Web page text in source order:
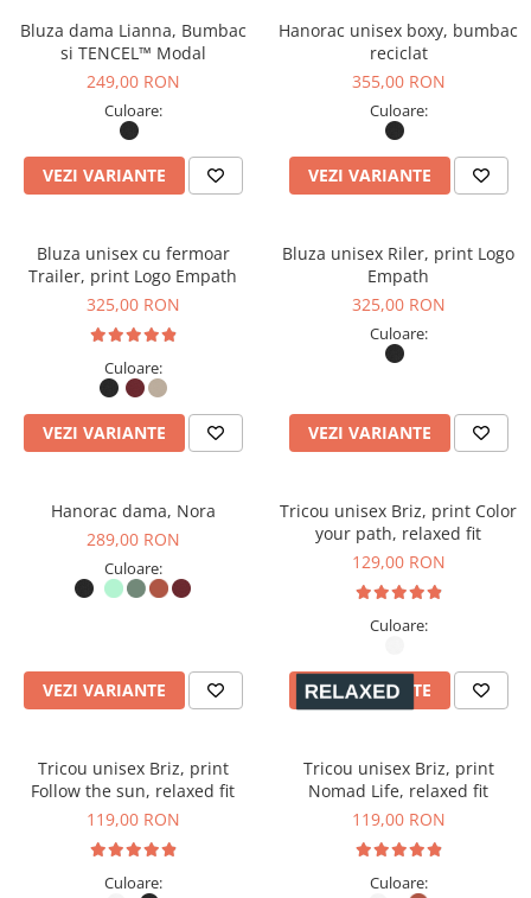
Bluza dama Lianna, Bumbac
si TENCEL™ Modal
249,00 RON
Culoare:
VEZI VARIANTE
Hanorac unisex boxy, bumbac
reciclat
355,00 RON
Culoare:
VEZI VARIANTE
Bluza unisex cu fermoar
Trailer, print Logo Empath
325,00 RON
Culoare:
VEZI VARIANTE
Bluza unisex Riler, print Logo
Empath
325,00 RON
Culoare:
VEZI VARIANTE
Hanorac dama, Nora
289,00 RON
Culoare:
VEZI VARIANTE
Tricou unisex Briz, print Color
your path, relaxed fit
129,00 RON
Culoare:
VEZI VARIANTE
Tricou unisex Briz, print
Follow the sun, relaxed fit
119,00 RON
Culoare:
Tricou unisex Briz, print
Nomad Life, relaxed fit
119,00 RON
Culoare: